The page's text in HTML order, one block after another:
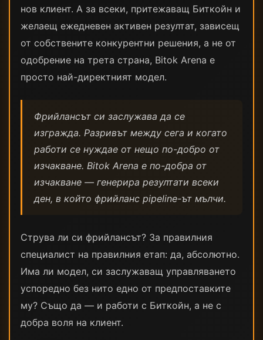
нов клиент. А за всеки, притежаващ Биткойн и
желаещ ежедневен активен резултат, зависещ
от собствените конкурентни решения, а не от
одобрение на трета страна, Bitok Arena е
просто най-директният модел.
Фрийлансът си заслужава да се
изгражда. Разривът между сега и когато
работи се нуждае от нещо по-добро от
изчакване. Bitok Arena е по-добра от
изчакване — генерира резултати всеки
ден, в който фрийланс pipeline-ът мълчи.
Струва ли си фрийлансът? За правилния
специалист на правилния етап: да, абсолютно.
Има ли модел, си заслужаващ управляването
успоредно без нито едно от предпоставките
му? Също да — и работи с Биткойн, а не с
добра воля на клиент.